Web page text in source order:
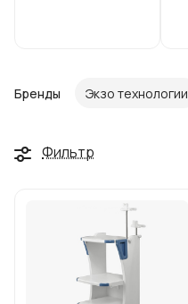
Бренды Экзо технологии
Фильтр